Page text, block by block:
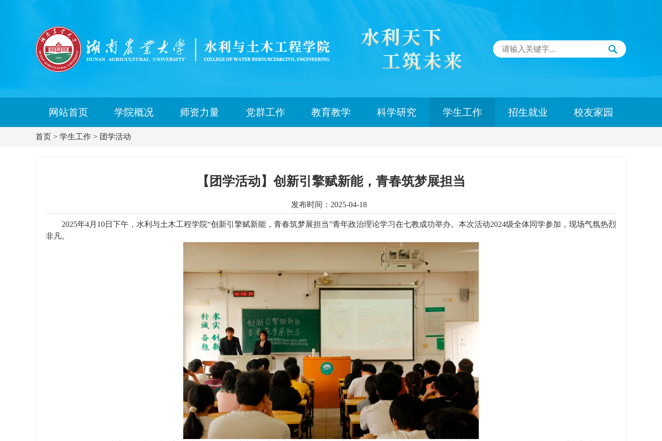
网站首页 学院概况 师资力量 党群工作 教育教学 科学研究 学生工作 招生就业 校友家园
首页 > 学生工作 > 团学活动
【团学活动】创新引擎赋新能，青春筑梦展担当
发布时间：2025-04-18
2025年4月10日下午，水利与土木工程学院“创新引擎赋新能，青春筑梦展担当”青年政治理论学习在七教成功举办。本次活动2024级全体同学参加，现场气氛热烈
非凡。